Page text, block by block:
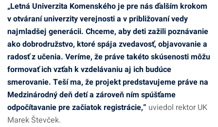
„Letná Univerzita Komenského je pre nás ďalším krokom
v otváraní univerzity verejnosti a v približovaní vedy
najmladšej generácii. Chceme, aby deti zažili poznávanie
ako dobrodružstvo, ktoré spája zvedavosť, objavovanie a
radosť z učenia. Veríme, že práve takéto skúsenosti môžu
formovať ich vzťah k vzdelávaniu aj ich budúce
smerovanie. Teší ma, že projekt predstavujeme práve na
Medzinárodný deň detí a zároveň ním spúšťame
odpočítavanie pre začiatok registrácie,“ uviedol rektor UK
Marek Števček.